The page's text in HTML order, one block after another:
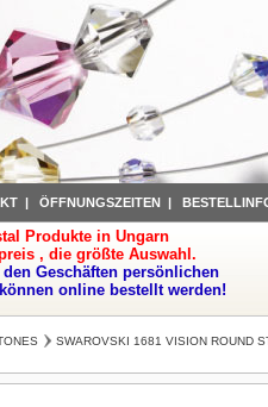
| ÖFFNUNGSZEITEN |
Produkte in Ungarn
, die größte Auswahl.
Geschäften persönlichen
online bestellt werden!
SWAROVSKI 1681 VISION ROUND